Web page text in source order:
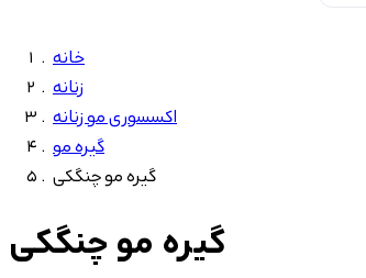
خانه
زنانه
اکسسوری مو زنانه
گیره مو
گیره مو چنگکی
گیره مو چنگکی